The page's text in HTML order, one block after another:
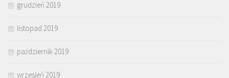
grudzień 2019
listopad 2019
październik 2019
wrzesień 2019